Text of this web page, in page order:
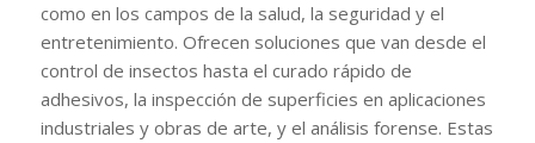
como en los campos de la salud, la seguridad y el
entretenimiento. Ofrecen soluciones que van desde el
control de insectos hasta el curado rápido de
adhesivos, la inspección de superficies en aplicaciones
industriales y obras de arte, y el análisis forense. Estas